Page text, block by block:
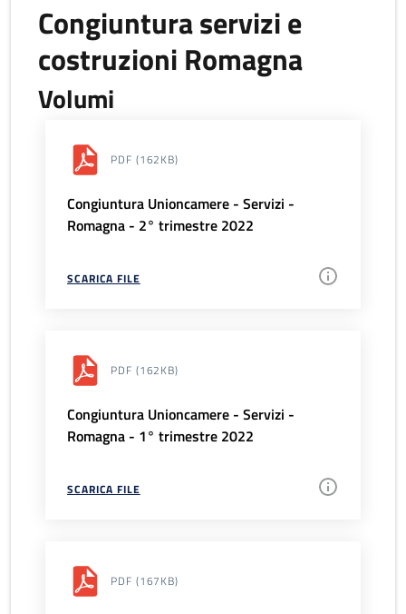
Congiuntura servizi e
costruzioni Romagna
Volumi
PDF (162KB)
Congiuntura Unioncamere - Servizi -
Romagna - 2° trimestre 2022
SCARICA FILE
PDF (162KB)
Congiuntura Unioncamere - Servizi -
Romagna - 1° trimestre 2022
SCARICA FILE
PDF (167KB)